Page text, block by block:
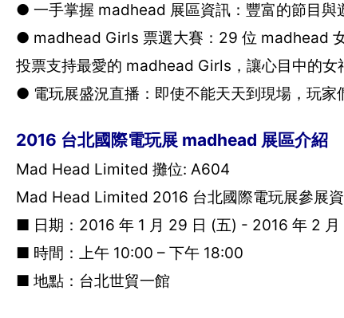
● 一手掌握 madhead 展區資訊：豐富的節目與
● madhead Girls 票選大賽：29 位 madhead
投票支持最愛的 madhead Girls，讓心目中的女
● 電玩展盛況直播：即使不能天天到現場，玩家
2016 台北國際電玩展 madhead 展區介紹
Mad Head Limited 攤位: A604
Mad Head Limited 2016 台北國際電玩展參展資
■ 日期：2016 年 1 月 29 日 (五) - 2016 年 2 月
■ 時間：上午 10:00 – 下午 18:00
■ 地點：台北世貿一館